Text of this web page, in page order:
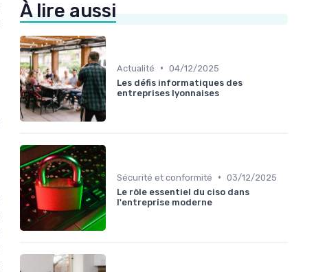
À lire aussi
Actualité • 04/12/2025
Les défis informatiques des
entreprises lyonnaises
Sécurité et conformité • 03/12/2025
Le rôle essentiel du ciso dans
l'entreprise moderne